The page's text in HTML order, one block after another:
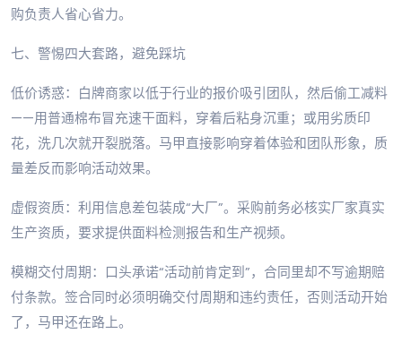
购负责人省心省力。
七、警惕四大套路，避免踩坑
低价诱惑：白牌商家以低于行业的报价吸引团队，然后偷工减料
——用普通棉布冒充速干面料，穿着后粘身沉重；或用劣质印
花，洗几次就开裂脱落。马甲直接影响穿着体验和团队形象，质
量差反而影响活动效果。
虚假资质：利用信息差包装成“大厂”。采购前务必核实厂家真实
生产资质，要求提供面料检测报告和生产视频。
模糊交付周期：口头承诺“活动前肯定到”，合同里却不写逾期赔
付条款。签合同时必须明确交付周期和违约责任，否则活动开始
了，马甲还在路上。